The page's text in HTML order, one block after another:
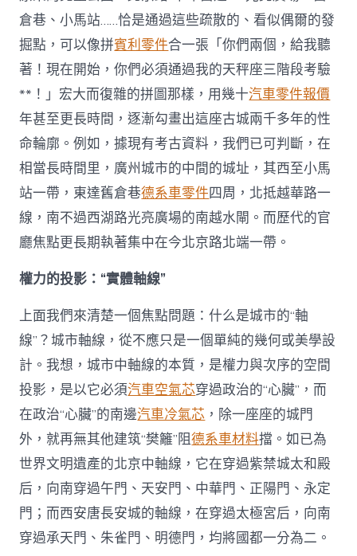
倉巷、小馬站……恰是通過這些疏散的、看似偶爾的發
掘點，可以像拼賓利零件合一張「你們兩個，給我聽
著！現在開始，你們必須通過我的天秤座三階段考驗
**！」宏大而復雜的拼圖那樣，用幾十汽車零件報價
年甚至更長時間，逐漸勾畫出這座古城兩千多年的性
命輪廓。例如，據現有考古資料，我們已可判斷，在
相當長時間里，廣州城市的中間的城址，其西至小馬
站一帶，東達舊倉巷德系車零件四周，北抵越華路一
線，南不過西湖路光亮廣場的南越水閘。而歷代的官
廳焦點更長期執著集中在今北京路北端一帶。
權力的投影：“實體軸線”
上面我們來清楚一個焦點問題：什么是城市的“軸
線”？城市軸線，從不應只是一個單純的幾何或美學設
計。我想，城市中軸線的本質，是權力與次序的空間
投影，是以它必須汽車空氣芯穿過政治的“心臟”，而
在政治“心臟”的南邊汽車冷氣芯 ，除一座座的城門
外，就再無其他建筑“樊籬”阻德系車材料擋。如已為
世界文明遺產的北京中軸線，它在穿過紫禁城太和殿
后，向南穿過午門、天安門、中華門、正陽門、永定
門；而西安唐長安城的軸線，在穿過太極宮后，向南
穿過承天門、朱雀門、明德門，均將國都一分為二。